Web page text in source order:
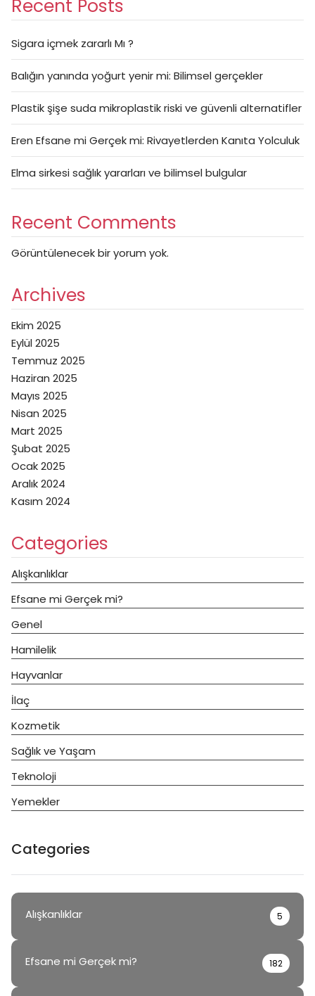
Recent Posts
Sigara içmek zararlı Mı ?
Balığın yanında yoğurt yenir mi: Bilimsel gerçekler
Plastik şişe suda mikroplastik riski ve güvenli alternatifler
Eren Efsane mi Gerçek mi: Rivayetlerden Kanıta Yolculuk
Elma sirkesi sağlık yararları ve bilimsel bulgular
Recent Comments
Görüntülenecek bir yorum yok.
Archives
Ekim 2025
Eylül 2025
Temmuz 2025
Haziran 2025
Mayıs 2025
Nisan 2025
Mart 2025
Şubat 2025
Ocak 2025
Aralık 2024
Kasım 2024
Categories
Alışkanlıklar
Efsane mi Gerçek mi?
Genel
Hamilelik
Hayvanlar
İlaç
Kozmetik
Sağlık ve Yaşam
Teknoloji
Yemekler
Categories
Alışkanlıklar 5
Efsane mi Gerçek mi? 182